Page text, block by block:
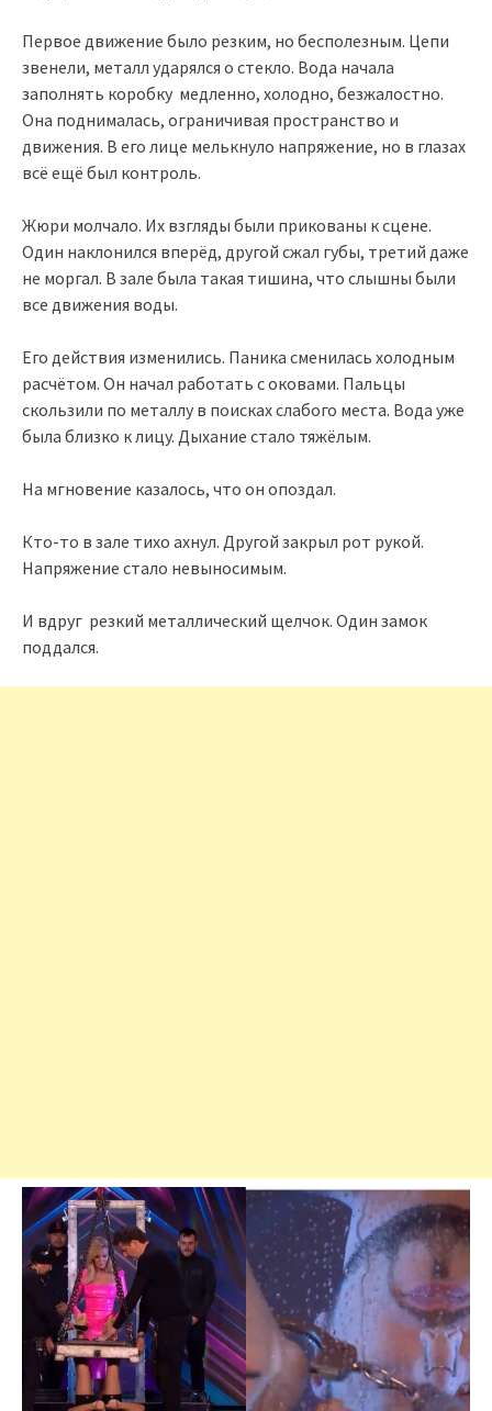
Первое движение было резким, но бесполезным. Цепи
звенели, металл ударялся о стекло. Вода начала
заполнять коробку медленно, холодно, безжалостно.
Она поднималась, ограничивая пространство и
движения. В его лице мелькнуло напряжение, но в глазах
всё ещё был контроль.
Жюри молчало. Их взгляды были прикованы к сцене.
Один наклонился вперёд, другой сжал губы, третий даже
не моргал. В зале была такая тишина, что слышны были
все движения воды.
Его действия изменились. Паника сменилась холодным
расчётом. Он начал работать с оковами. Пальцы
скользили по металлу в поисках слабого места. Вода уже
была близко к лицу. Дыхание стало тяжёлым.
На мгновение казалось, что он опоздал.
Кто-то в зале тихо ахнул. Другой закрыл рот рукой.
Напряжение стало невыносимым.
И вдруг резкий металлический щелчок. Один замок
поддался.